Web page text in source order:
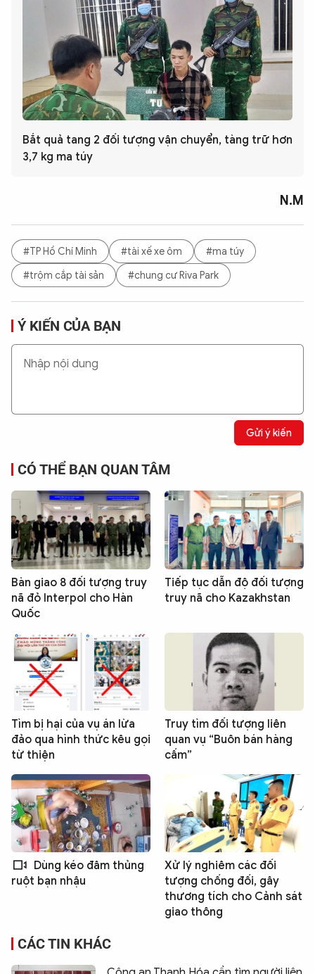
Bắt quả tang 2 đối tượng vận chuyển, tàng trữ hơn
3,7 kg ma túy
N.M
#TP Hồ Chí Minh #tài xế xe ôm
#ma túy
#trộm cắp tài sản
#chung cư Riva Park
Ý KIẾN CỦA BẠN
Gửi ý kiến
CÓ THỂ BẠN QUAN TÂM
Bàn giao 8 đối tượng truy
nã đỏ Interpol cho Hàn
Quốc
Tiếp tục dẫn độ đối tượng
truy nã cho Kazakhstan
Tìm bị hại của vụ án lừa
đảo qua hình thức kêu gọi
từ thiện
Truy tìm đối tượng liên
quan vụ “Buôn bán hàng
cấm”
Dùng kéo đâm thủng
ruột bạn nhậu
Xử lý nghiêm các đối
tượng chống đối, gây
thương tích cho Cảnh sát
giao thông
CÁC TIN KHÁC